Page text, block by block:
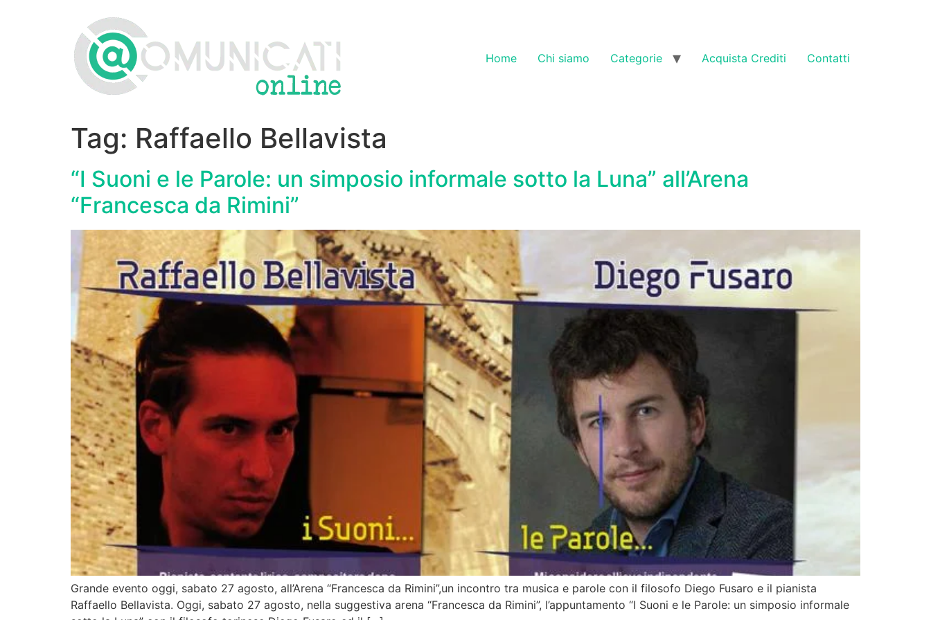
Home
Chi siamo Categorie Acquista Crediti Contatti
Tag: Raffaello Bellavista
“I Suoni e le Parole: un simposio informale sotto la Luna” all’Arena
“Francesca da Rimini”
Grande evento oggi, sabato 27 agosto, all’Arena “Francesca da Rimini”,un incontro tra musica e parole con il filosofo Diego Fusaro e il pianista
Raffaello Bellavista. Oggi, sabato 27 agosto, nella suggestiva arena “Francesca da Rimini”, l’appuntamento “I Suoni e le Parole: un simposio informale